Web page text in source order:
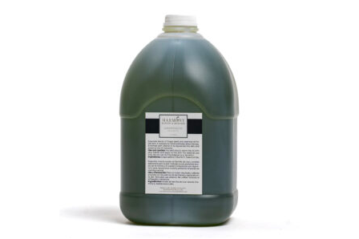
Este
producto
tiene
múltiples
variantes.
Las